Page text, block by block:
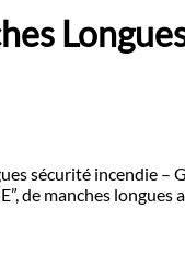
sécurité incendie –
de manches